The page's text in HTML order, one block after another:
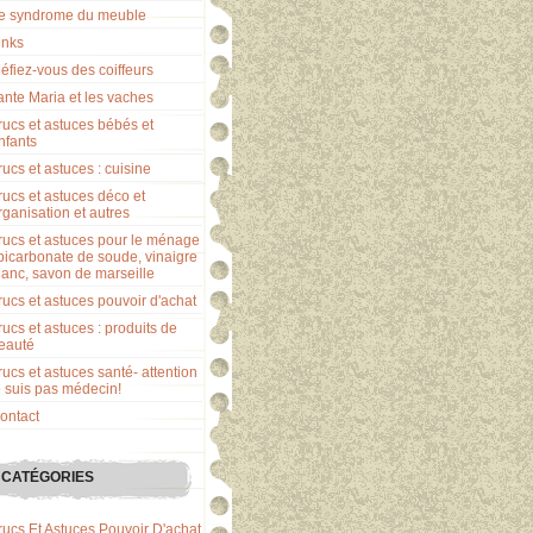
syndrome du meuble
vous des coiffeurs
Maria et les vaches
et astuces bébés et
et astuces : cuisine
et astuces déco et
et autres
et astuces pour le ménage
de soude, vinaigre
savon de marseille
et astuces pouvoir d'achat
et astuces : produits de
et astuces santé- attention
suis pas médecin!
CATÉGORIES
Et Astuces Pouvoir D'achat